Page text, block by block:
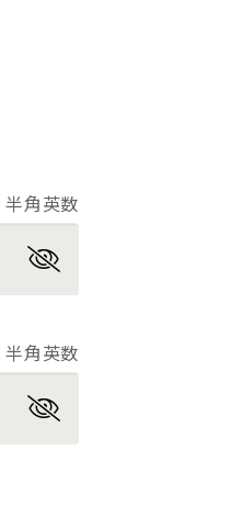
半角英数
半角英数